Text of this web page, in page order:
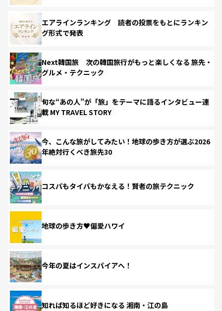
エアラインランキング 読者の投票をもとにランキン
グ形式で発表
Next韓国旅 次の韓国旅行がもっと楽しくなる 旅先・
グルメ・テクニック
旬な“あの人”が「旅」をテーマに語るインタビュー連
載 MY TRAVEL STORY
今、こんな旅がしてみたい！地球の歩き方が選ぶ2026
年絶対行くべき旅先30
コスパもタイパもかなえる！賢者の旅テクニック
地球の歩き方♥偏愛ハワイ
今年の夏はインスパイアへ！
知れば知るほど好きになる 湘南・江の島